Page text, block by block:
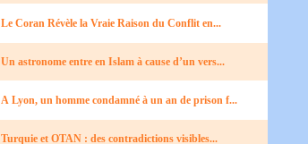
Le Coran Révèle la Vraie Raison du Conflit en...
Un astronome entre en Islam à cause d’un vers...
A Lyon, un homme condamné à un an de prison f...
Turquie et OTAN : des contradictions visibles...